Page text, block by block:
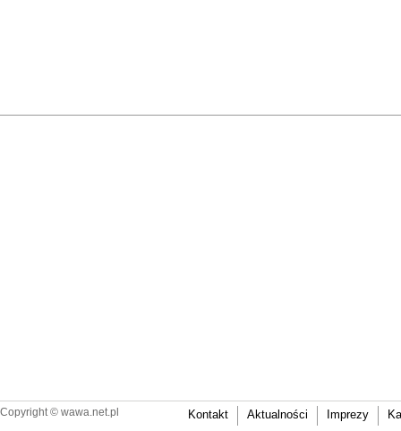
Copyright © wawa.net.pl Kontakt Aktualności Imprezy